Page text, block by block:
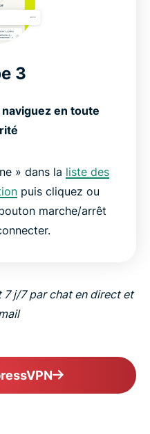
3
en toute
» dans la liste des
puis cliquez ou
marche/arrêt
j/7 par chat en direct et